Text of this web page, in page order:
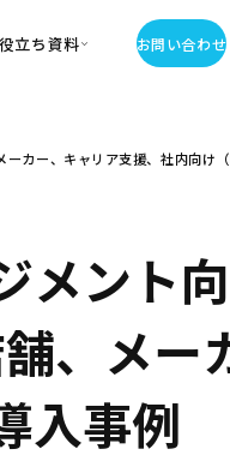
立ち資料
・お役立ち資料
お問い合わせ
ーカー、キャリア支援、社内向け
ント向
、メー
入事例